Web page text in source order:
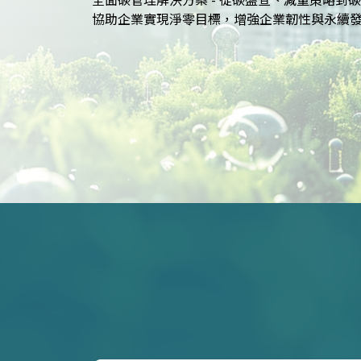
SASB等國際標準的報告策略，提升企業永續價